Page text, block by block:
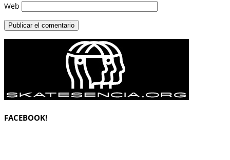
Web
FACEBOOK!